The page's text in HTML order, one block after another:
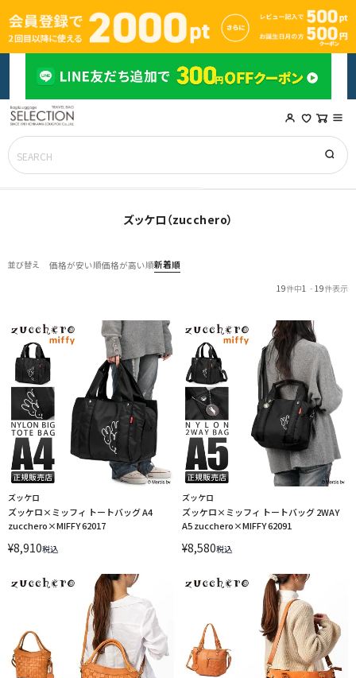
ズッケロ（zucchero）
並び替え 価格が安い順価格が高い順新着順
19件中1 - 19件表示
ズッケロ
ズッケロ×ミッフィ トートバッグ A4
zucchero×MIFFY 62017
¥8,910税込
ズッケロ
ズッケロ×ミッフィ トートバッグ 2WAY
A5 zucchero×MIFFY 62091
¥8,580税込